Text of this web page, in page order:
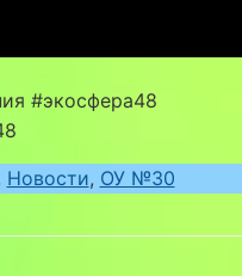
#экосфера48
Новости, ОУ №30